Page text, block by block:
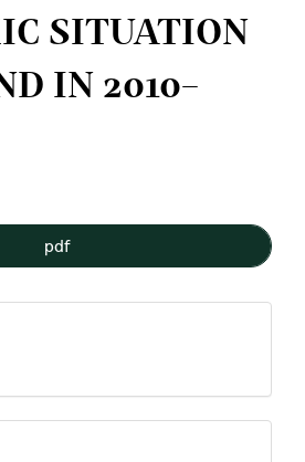
SITUATION
IN 2010–
pdf